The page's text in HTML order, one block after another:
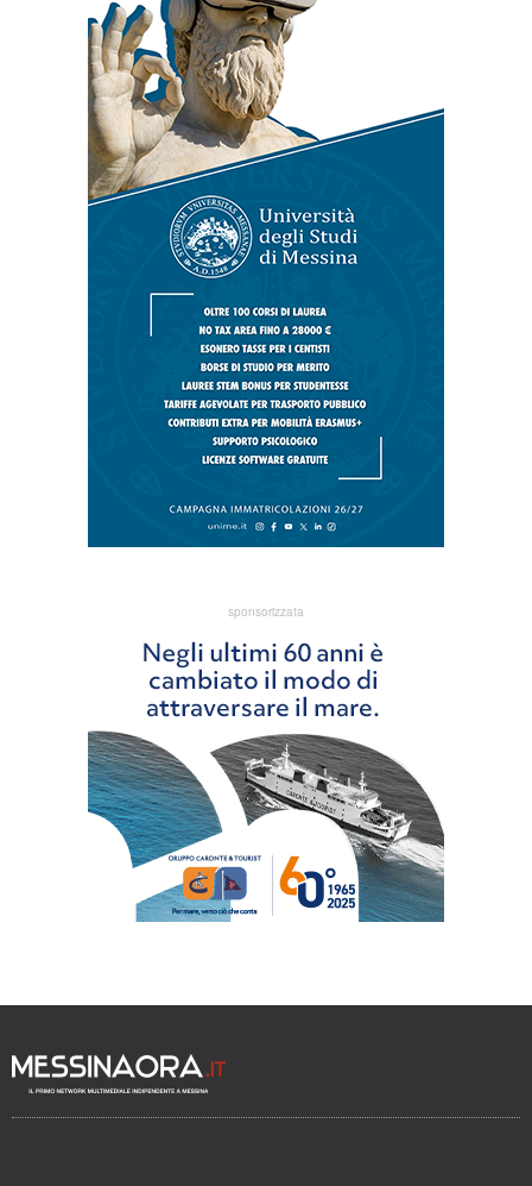
sponsorizzata